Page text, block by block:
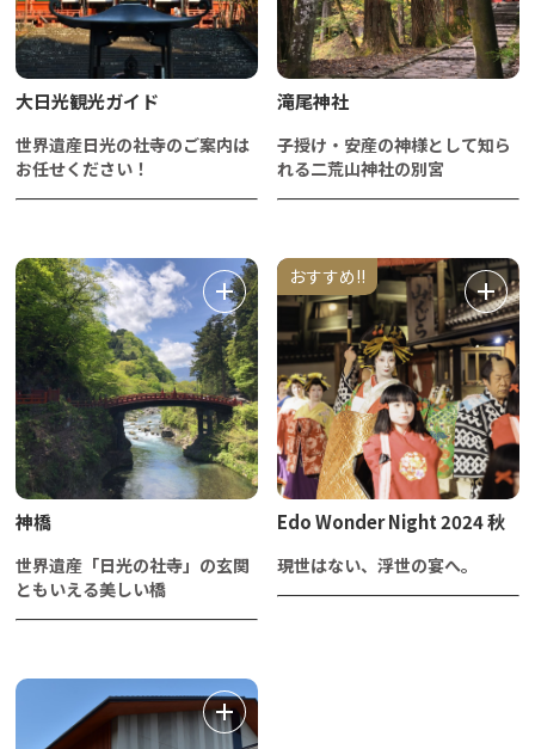
大日光観光ガイド
世界遺産日光の社寺のご案内は
お任せください！
滝尾神社
子授け・安産の神様として知ら
れる二荒山神社の別宮
神橋
世界遺産「日光の社寺」の玄関
ともいえる美しい橋
おすすめ!!
Edo Wonder Night 2024 秋
現世はない、浮世の宴へ。